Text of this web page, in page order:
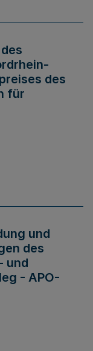
des
für
und
des
und
- APO-